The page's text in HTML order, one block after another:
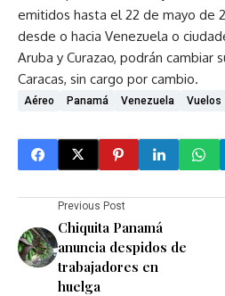
emitidos hasta el 22 de mayo de
desde o hacia Venezuela o
Aruba y Curazao, podrán cambiar
Caracas, sin cargo por cambio.
Aéreo Panamá Venezuela Vuelos
Previous Post
Chiquita Panamá
anuncia despidos de
trabajadores en
huelga